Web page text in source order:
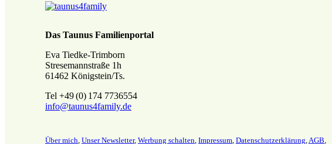
Das Taunus Familienportal
Eva Tiedke-Trimborn
Stresemannstraße 1h
61462 Königstein/Ts.
Tel +49 (0) 174 7736554
info@taunus4family.de
Über mich, Unser Newsletter, Werbung schalten, Impressum, Datenschutz­erklärung,AGB,